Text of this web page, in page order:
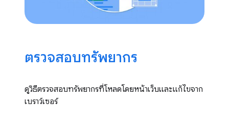
ตรวจสอบทรัพยากร
ดูวิธีตรวจสอบทรัพยากรที่โหลดโดยหน้าเว็บและแก้ไขจาก
เบราว์เซอร์